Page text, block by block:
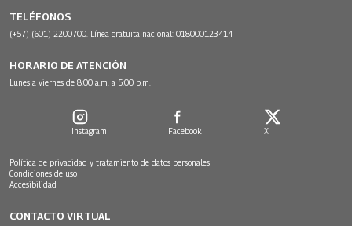
TELÉFONOS
(+57) (601) 2200700. Línea gratuita nacional: 018000123414
HORARIO DE ATENCIÓN
Lunes a viernes de 8:00 a.m. a 5:00 p.m.
Instagram Facebook X
Política de privacidad y tratamiento de datos personales
Condiciones de uso
Accesibilidad
CONTACTO VIRTUAL